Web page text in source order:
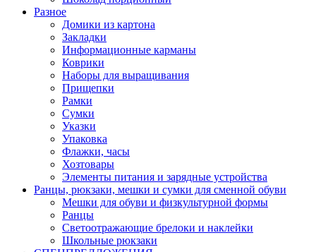
Разное
Домики из картона
Закладки
Информационные карманы
Коврики
Наборы для выращивания
Прищепки
Рамки
Сумки
Указки
Упаковка
Флажки, часы
Хозтовары
Элементы питания и зарядные устройства
Ранцы, рюкзаки, мешки и сумки для сменной обуви
Мешки для обуви и физкультурной формы
Ранцы
Светоотражающие брелоки и наклейки
Школьные рюкзаки